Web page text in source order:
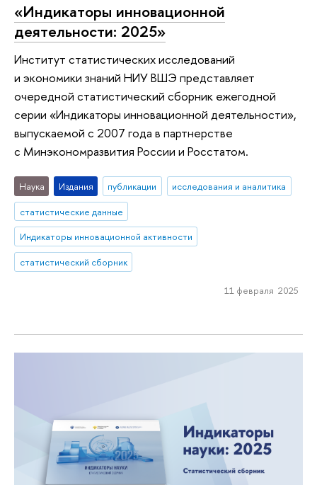
«Индикаторы инновационной
деятельности: 2025»
Институт статистических исследований
и экономики знаний НИУ ВШЭ представляет
очередной статистический сборник ежегодной
серии «Индикаторы инновационной деятельности»,
выпускаемой с 2007 года в партнерстве
с Минэкономразвития России и Росстатом.
Наука Издания публикации
исследования и аналитика
статистические данные
Индикаторы инновационной активности
статистический сборник
11 февраля 2025